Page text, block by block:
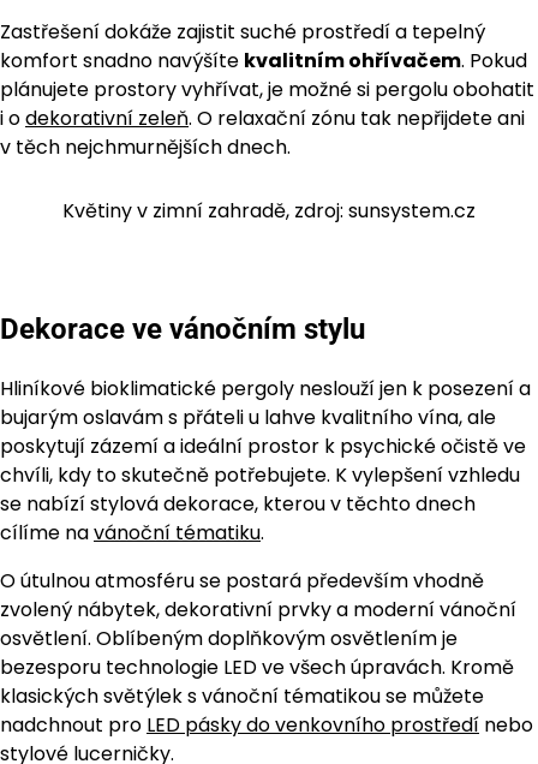
Zastřešení dokáže zajistit suché prostředí a tepelný
komfort snadno navýšíte kvalitním ohřívačem. Pokud
plánujete prostory vyhřívat, je možné si pergolu obohatit
i odekorativní zeleň. O relaxační zónu tak nepřijdete ani
v těch nejchmurnějších dnech.
Květiny v zimní zahradě, zdroj: sunsystem.cz
Dekorace ve vánočním stylu
Hliníkové bioklimatické pergoly neslouží jen k posezení a
bujarým oslavám s přáteli u lahve kvalitního vína, ale
poskytují zázemí a ideální prostor k psychické očistě ve
chvíli, kdy to skutečně potřebujete. K vylepšení vzhledu
se nabízí stylová dekorace, kterou v těchto dnech
cílíme navánoční tématiku.
O útulnou atmosféru se postará především vhodně
zvolený nábytek, dekorativní prvky a moderní vánoční
osvětlení. Oblíbeným doplňkovým osvětlením je
bezesporu technologie LED ve všech úpravách. Kromě
klasických světýlek s vánoční tématikou se můžete
nadchnout pro LED pásky do venkovního prostředí nebo
stylové lucerničky.